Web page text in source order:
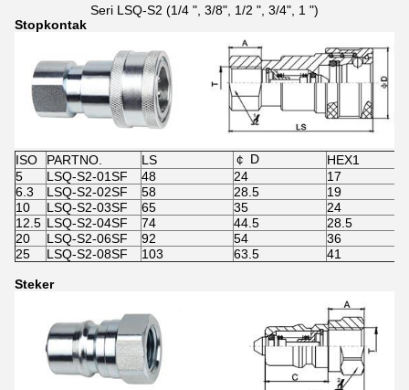
Seri LSQ-S2 (1/4 ", 3/8", 1/2 ", 3/4", 1 ")
Stopkontak
ISO PARTNO. LS ￠ D
HEX1
5
LSQ-S2-01SF 48 24
17
6.3
LSQ-S2-02SF 58 28.5
19
10
LSQ-S2-03SF 65 35
24
12.5 LSQ-S2-04SF 74 44.5
28.5
20
LSQ-S2-06SF 92 54
36
25
LSQ-S2-08SF 103 63.5 41
Steker